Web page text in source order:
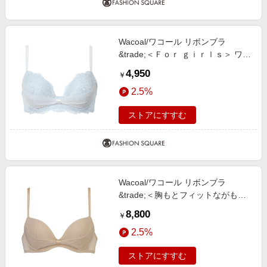
Wacoal/ワコール リボンブラ
&trade;＜Ｆｏｒ ｇｉｒｌｓ＞ ワイ
４０９） BU C65
￥ 4,950
2.5%
ストアにすすむ
Wacoal/ワコール リボンブラ
&trade;＜胸もとフィットながもち
（ＢＣＬ４１０） BE G70
￥ 8,800
2.5%
ストアにすすむ